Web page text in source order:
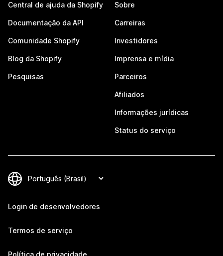
Central de ajuda da Shopify
Documentação da API
Comunidade Shopify
Blog da Shopify
Pesquisas
Sobre
Carreiras
Investidores
Imprensa e mídia
Parceiros
Afiliados
Informações jurídicas
Status do serviço
Login de desenvolvedores
Termos de serviço
Política de privacidade